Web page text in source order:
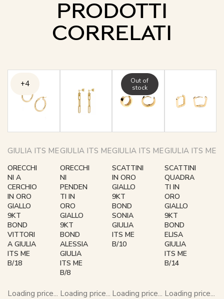
PRODOTTI
CORRELATI
+4
GIULIA ITS ME
ORECCHI
NI A
CERCHIO
IN ORO
GIALLO
9KT
BOND
VITTORI
A GIULIA
ITS ME
B/18
Loading price...
GIULIA ITS ME
ORECCHI
NI
PENDEN
TI IN
ORO
GIALLO
9KT
BOND
ALESSIA
GIULIA
ITS ME
B/8
Loading price...
GIULIA ITS ME
Out of
stock
SCATTINI
IN ORO
GIALLO
9KT
BOND
SONIA
GIULIA
ITS ME
B/10
Loading price...
GIULIA ITS ME
SCATTINI
QUADRA
TI IN
ORO
GIALLO
9KT
BOND
ELISA
GIULIA
ITS ME
B/14
Loading price...